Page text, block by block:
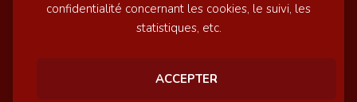
confidentialité concernant les cookies, le suivi, les
statistiques, etc.
ACCEPTER
Mentions légales